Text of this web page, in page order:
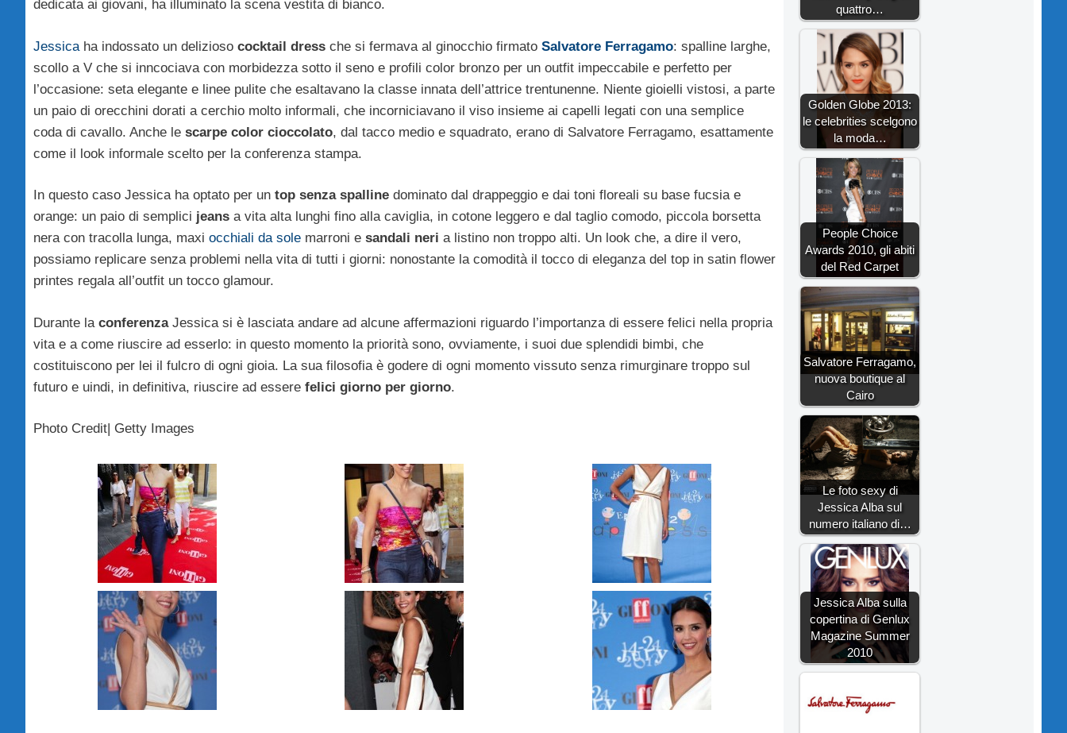
dedicata ai giovani, ha illuminato la scena vestita di bianco.
Jessicaha indossato un delizioso cocktail dress che si fermava al ginocchio firmato Salvatore Ferragamo: spalline larghe,
scollo a V che si inncociava con morbidezza sotto il seno e profili color bronzo per un outfit impeccabile e perfetto per
l’occasione: seta elegante e linee pulite che esaltavano la classe innata dell’attrice trentunenne. Niente gioielli vistosi, a parte
un paio di orecchini dorati a cerchio molto informali, che incorniciavano il viso insieme ai capelli legati con una semplice
coda di cavallo. Anche le scarpe color cioccolato, dal tacco medio e squadrato, erano di Salvatore Ferragamo, esattamente
come il look informale scelto per la conferenza stampa.
In questo caso Jessica ha optato per un top senza spalline dominato dal drappeggio e dai toni floreali su base fucsia e
orange: un paio di semplici jeans a vita alta lunghi fino alla caviglia, in cotone leggero e dal taglio comodo, piccola borsetta
nera con tracolla lunga, maxi occhiali da sole marroni e sandali neri a listino non troppo alti. Un look che, a dire il vero,
possiamo replicare senza problemi nella vita di tutti i giorni: nonostante la comodità il tocco di eleganza del top in satin flower
printes regala all’outfit un tocco glamour.
Durante laconferenzaJessica si è lasciata andare ad alcune affermazioni riguardo l’importanza di essere felici nella propria
vita e a come riuscire ad esserlo: in questo momento la priorità sono, ovviamente, i suoi due splendidi bimbi, che
costituiscono per lei il fulcro di ogni gioia. La sua filosofia è godere di ogni momento vissuto senza rimurginare troppo sul
futuro e uindi, in definitiva, riuscire ad essere felici giorno per giorno.
Photo Credit| Getty Images
quattro…
Golden Globe 2013:
le celebrities scelgono
la moda…
People Choice
Awards 2010, gli abiti
del Red Carpet
Salvatore Ferragamo,
nuova boutique al
Cairo
Le foto sexy di
Jessica Alba sul
numero italiano di…
Jessica Alba sulla
copertina di Genlux
Magazine Summer
2010